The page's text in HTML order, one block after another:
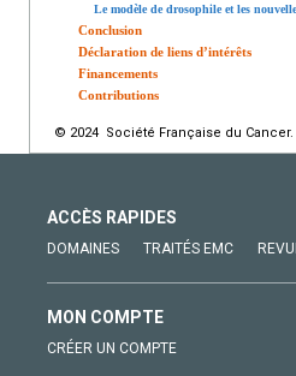
Le modèle de drosophile et les
Conclusion
Déclaration de liens d’intérêts
Financements
Contributions
© 2024 Société Française du
ACCÈS RAPIDES
DOMAINES TRAITÉS EMC
MON COMPTE
CRÉER UN COMPTE